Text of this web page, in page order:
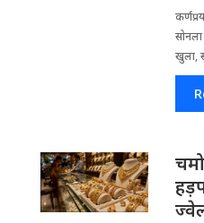
सोनला
खुला,